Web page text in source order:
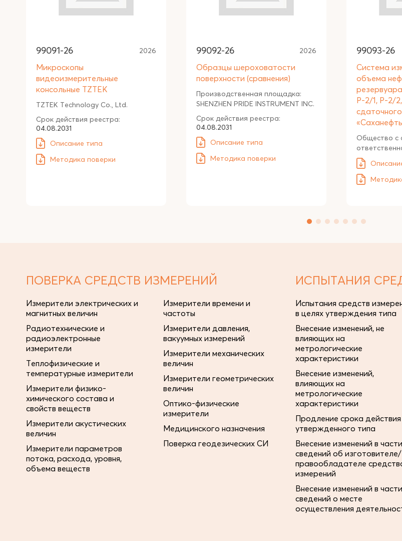
99091-26 2026
Микроскопы
видеоизмерительные
консольные TZTEK
TZTEK Technology Co., Ltd.
Срок действия реестра:
04.08.2031
Описание типа
Методика поверки
99092-26 2026
Образцы шероховатости
поверхности (сравнения)
Производственная площадка:
SHENZHEN PRIDE INSTRUMENT INC.
Срок действия реестра:
04.08.2031
Описание типа
Методика поверки
99093-26
Система
объема
Р-2/1, Р-2/
Общество с
ПОВЕРКА СРЕДСТВ ИЗМЕРЕНИЙ
Измерители электрических и
магнитных величин
Радиотехнические и
радиоэлектронные
измерители
Теплофизические и
температурные измерители
Измерители физико-
химического состава и
свойств веществ
Измерители акустических
величин
Измерители параметров
потока, расхода, уровня,
объема веществ
Измерители времени и
частоты
Измерители давления,
вакуумных измерений
Измерители механических
величин
Измерители геометрических
величин
Оптико-физические
измерители
Медицинского назначения
Поверка геодезических СИ
ИСПЫТАНИЯ
Испытания средств
в целях утверждения типа
Внесение изменений, не
влияющих на
метрологические
характеристики
Внесение изменений,
влияющих на
метрологические
характеристики
Продление срока действия
утвержденного типа
Внесение изменений в части
сведений об изготовителе/
правообладателе
измерений
Внесение изменений в части
сведений о месте
осуществления